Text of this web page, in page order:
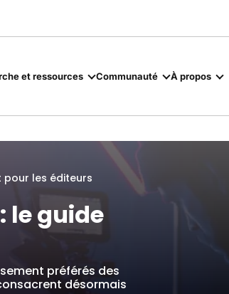
et ressources Communauté À propos
les éditeurs
le guide
préférés des
désormais